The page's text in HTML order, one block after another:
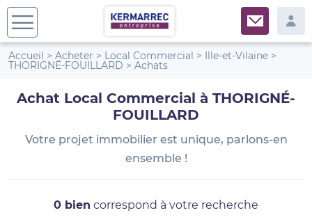
Accueil > Acheter > Local Commercial > Ille-et-Vilaine >
THORIGNÉ-FOUILLARD > Achats
Achat Local Commercial à THORIGNÉ-
FOUILLARD
Votre projet immobilier est unique, parlons-en
ensemble !
0 bien correspond à votre recherche